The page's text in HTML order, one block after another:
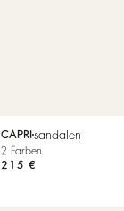
CAPRI sandalen
2 Farben
215 €